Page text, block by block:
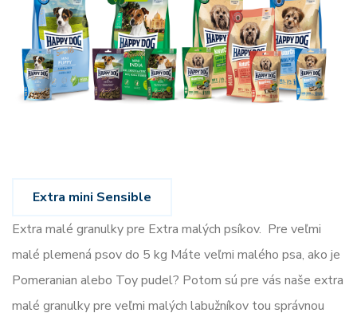
Extra mini Sensible
Extra malé granulky pre Extra malých psíkov. Pre veľmi
malé plemená psov do 5 kg Máte veľmi malého psa, ako je
Pomeranian alebo Toy pudel? Potom sú pre vás naše extra
malé granulky pre veľmi malých labužníkov tou správnou